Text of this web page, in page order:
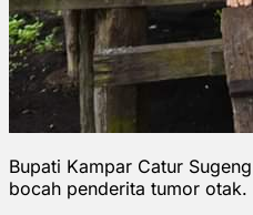
Bupati Kampar Catur
bocah penderita tumor otak.